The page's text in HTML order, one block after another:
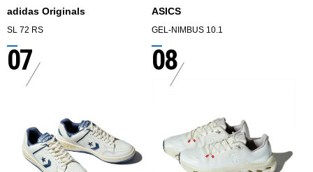
adidas Originals
SL 72 RS
ASICS
GEL-NIMBUS 10.1
07 08